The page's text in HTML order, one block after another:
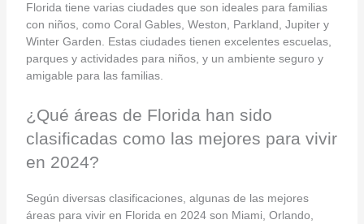
Florida tiene varias ciudades que son ideales para familias
con niños, como Coral Gables, Weston, Parkland, Jupiter y
Winter Garden. Estas ciudades tienen excelentes escuelas,
parques y actividades para niños, y un ambiente seguro y
amigable para las familias.
¿Qué áreas de Florida han sido
clasificadas como las mejores para vivir
en 2024?
Según diversas clasificaciones, algunas de las mejores
áreas para vivir en Florida en 2024 son Miami, Orlando,